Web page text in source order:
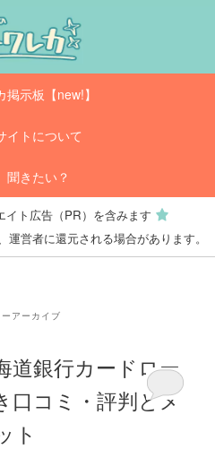
掲示板【new!】
イトについて
聞きたい？
イト広告（PR）を含みます
営者に還元される場合があります。
ーアーカイブ
道銀行カードロー
口コミ・評判とメ
ト